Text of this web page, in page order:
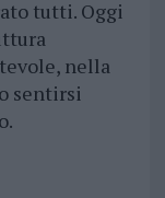
tutti. Oggi
nella
sentirsi